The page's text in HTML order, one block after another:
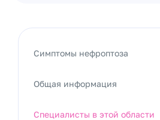
Симптомы нефроптоза
Общая информация
Специалисты в этой области